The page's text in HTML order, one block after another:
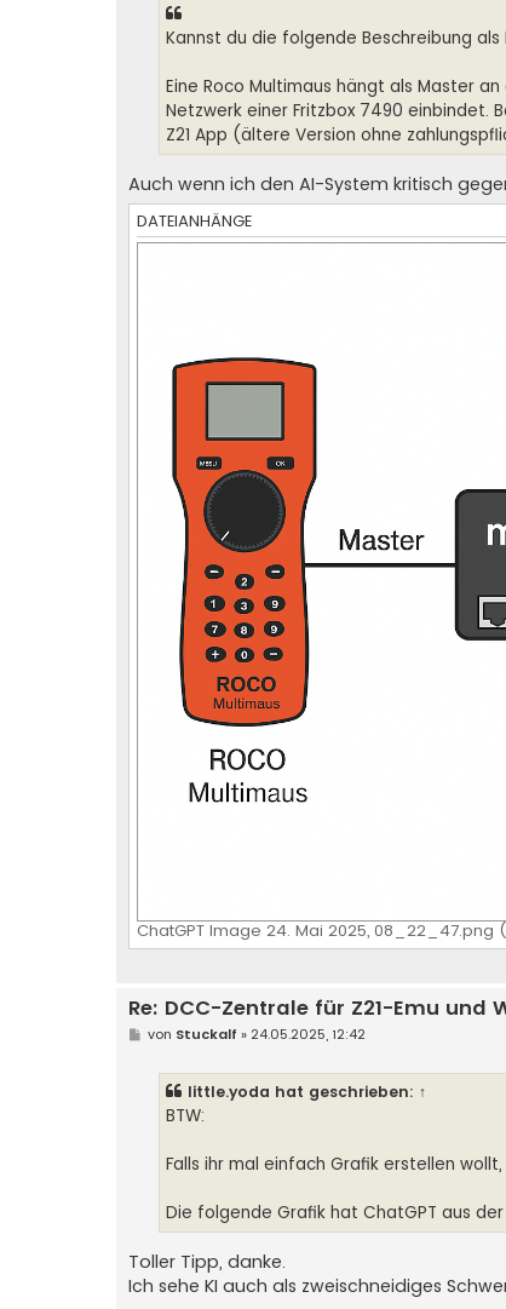
Kannst du die folgende Beschreibung
Eine Roco Multimaus hängt als Master
Netzwerk einer Fritzbox 7490 einbindet.
Z21 App (ältere Version ohne
Auch wenn ich den AI-System kritisch
DATEIANHÄNGE
ChatGPT Image 24. Mai 2025, 08_22_47.png
Re: DCC-Zentrale für Z21-Emu und
Bvon Stuckalf » 24.05.2025, 12:42
little.yoda hat geschrieben: ↑
BTW:
Falls ihr mal einfach Grafik erstellen
Die folgende Grafik hat ChatGPT aus
Toller Tipp, danke.
Ich sehe KI auch als zweischneidiges